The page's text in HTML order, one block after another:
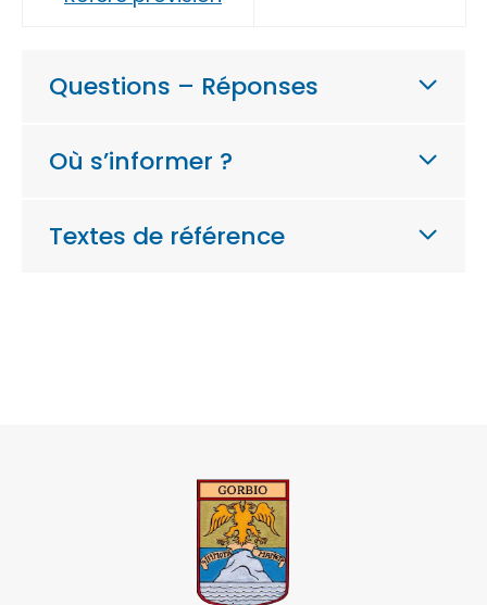
Questions – Réponses
Où s’informer ?
Textes de référence